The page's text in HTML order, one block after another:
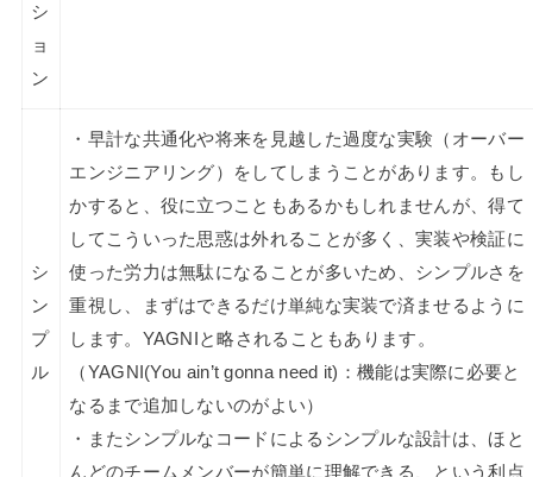
シ
ョ
ン
シ
ン
プ
ル
・早計な共通化や将来を見越した過度な実験（オーバー
エンジニアリング）をしてしまうことがあります。もし
かすると、役に立つこともあるかもしれませんが、得て
してこういった思惑は外れることが多く、実装や検証に
使った労力は無駄になることが多いため、シンプルさを
重視し、まずはできるだけ単純な実装で済ませるように
します。YAGNIと略されることもあります。
（YAGNI(You ain’t gonna need it)：機能は実際に必要と
なるまで追加しないのがよい）
・またシンプルなコードによるシンプルな設計は、ほと
んどのチームメンバーが簡単に理解できる、という利点